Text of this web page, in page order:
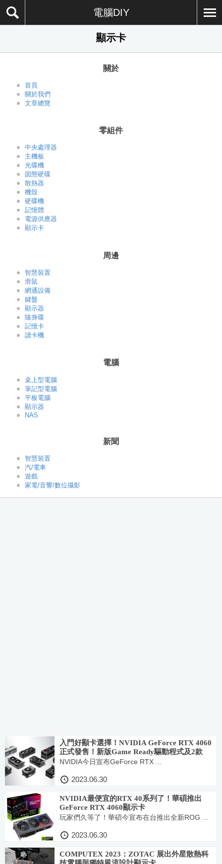
電腦DIY
顯示卡
關於
首頁
關於我們
文章總覽
零組件
中央處理器
主機板
光碟機
固態硬碟
散熱器
機殼
硬碟機
記憶體
電源供應器
顯示卡
周邊
智慧裝置
滑鼠
網通設備
鍵盤
顯示器
隨身碟
記憶卡
讀卡機
電腦
桌上型電腦
筆記型電腦
平板電腦
顯示器
NAS
新聞
智慧裝置
汽/電車
遊戲
家電/音響/數位攝影
入門好顯卡選擇！NVIDIA GeForce RTX 4060
正式發售！新版Game Ready驅動程式及2款
DLSS遊戲釋出
NVIDIA今日宣布GeForce RTX ...
2023.06.30
NVIDIA最便宜的RTX 40系列了！華碩推出
GeForce RTX 4060顯示卡
玩家們久等了！華碩今宣布在台推出全新ROG ...
2023.06.30
COMPUTEX 2023：ZOTAC 展出外星散熱科